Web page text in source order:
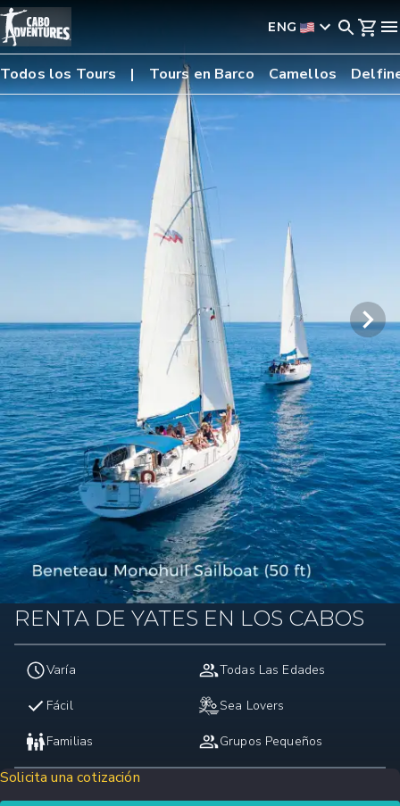
ENG
Todos los Tours Tours en Barco Camellos
RENTA DE YATES EN LOS CABOS
Varía Todas Las Edades
Fácil Sea Lovers
Familias Grupos Pequeños
Solicita una cotización